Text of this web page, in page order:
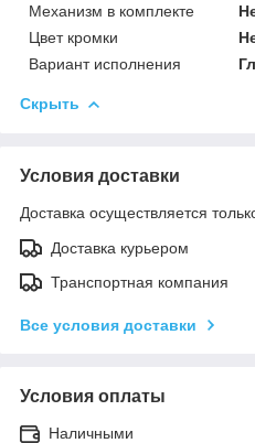
Механизм в комплекте
Цвет кромки
Вариант исполнения
Скрыть
Условия доставки
Доставка осуществляется
Доставка курьером
Транспортная компания
Все условия доставки
Условия оплаты
Наличными